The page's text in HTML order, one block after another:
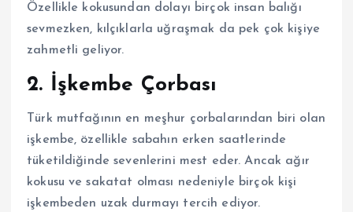
Özellikle kokusundan dolayı birçok insan balığı
sevmezken, kılçıklarla uğraşmak da pek çok kişiye
zahmetli geliyor.
2. İşkembe Çorbası
Türk mutfağının en meşhur çorbalarından biri olan
işkembe, özellikle sabahın erken saatlerinde
tüketildiğinde sevenlerini mest eder. Ancak ağır
kokusu ve sakatat olması nedeniyle birçok kişi
işkembeden uzak durmayı tercih ediyor.